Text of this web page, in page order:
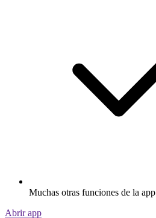
Muchas otras funciones de la app
Abrir app